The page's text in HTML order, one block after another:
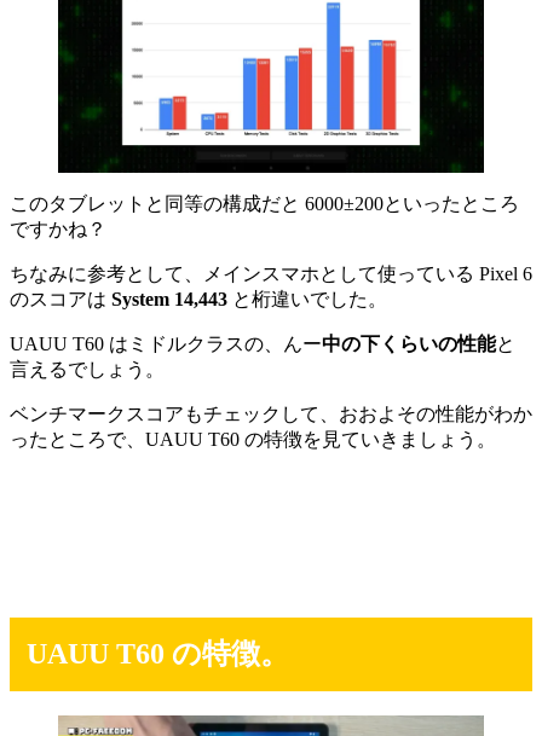
このタブレットと同等の構成だと 6000±200といったところ
ですかね？
ちなみに参考として、メインスマホとして使っている Pixel 6
のスコアは System 14,443 と桁違いでした。
UAUU T60 はミドルクラスの、んー中の下くらいの性能と
言えるでしょう。
ベンチマークスコアもチェックして、おおよその性能がわか
ったところで、UAUU T60 の特徴を見ていきましょう。
UAUU T60 の特徴。